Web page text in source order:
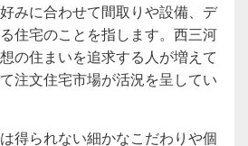
みに合わせて間取りや設備、デ
住宅のことを指します。西三河
の住まいを追求する人が増えて
注文住宅市場が活況を呈してい
得られない細かなこだわりや個